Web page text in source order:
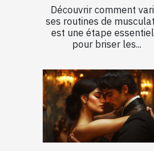
Découvrir comment
ses routines de
est une étape
pour briser les...